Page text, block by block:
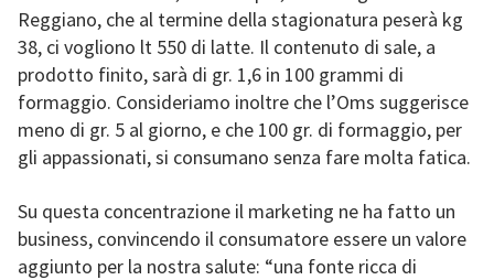
Reggiano, che al termine della stagionatura peserà kg
38, ci vogliono lt 550 di latte. Il contenuto di sale, a
prodotto finito, sarà di gr. 1,6 in 100 grammi di
formaggio. Consideriamo inoltre che l’Oms suggerisce
meno di gr. 5 al giorno, e che 100 gr. di formaggio, per
gli appassionati, si consumano senza fare molta fatica.
Su questa concentrazione il marketing ne ha fatto un
business, convincendo il consumatore essere un valore
aggiunto per la nostra salute: “una fonte ricca di